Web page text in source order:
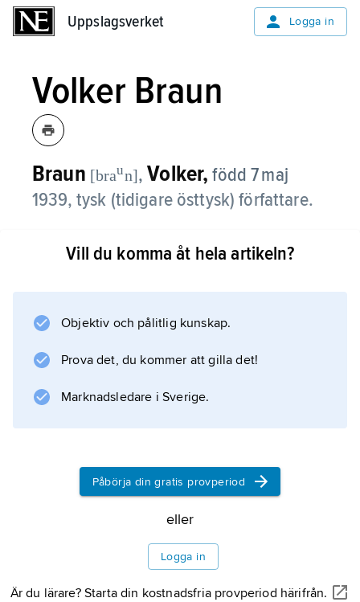
Uppslagsverket Logga in
Volker Braun
Braun [braun],Volker, född 7 maj
1939, tysk (tidigare östtysk) författare.
Ensemble. Sedan 1972 är han medarbetare
Provokation für mich
individens rätt och anspråk i det socialistiska
samhället. Braun kritiserade förhållandena i
DDR i berättelsen
Vill du komma åt hela artikeln?
Objektiv och pålitlig kunskap.
Prova det, du kommer att gilla det!
Marknadsledare i Sverige.
Påbörja din gratis provperiod
eller
Logga in
Är du lärare? Starta din kostnadsfria provperiod härifrån.